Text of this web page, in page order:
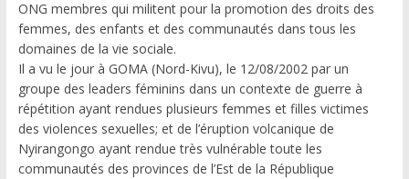
ONG membres qui militent pour la promotion des droits des
femmes, des enfants et des communautés dans tous les
domaines de la vie sociale.
Il a vu le jour à GOMA (Nord-Kivu), le 12/08/2002 par un
groupe des leaders féminins dans un contexte de guerre à
répétition ayant rendues plusieurs femmes et filles victimes
des violences sexuelles; et de l’éruption volcanique de
Nyirangongo ayant rendue très vulnérable toute les
communautés des provinces de l’Est de la République